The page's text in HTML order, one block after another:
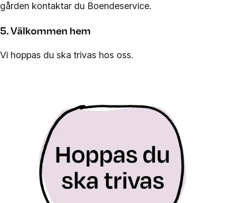
gården kontaktar du Boendeservice.
5. Välkommen hem
Vi hoppas du ska trivas hos oss.